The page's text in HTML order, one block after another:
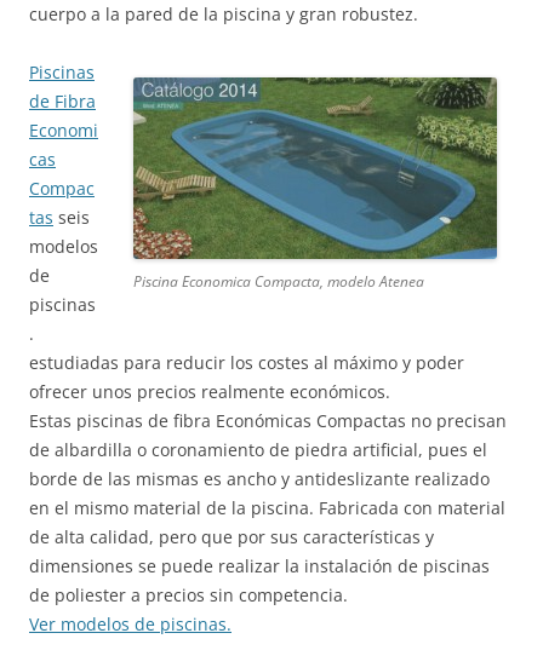
cuerpo a la pared de la piscina y gran robustez.
Piscina Economica Compacta, modelo Atenea
Piscinas
de Fibra
Economi
cas
Compac
tas seis
modelos
de
piscinas
.
estudiadas para reducir los costes al máximo y poder
ofrecer unos precios realmente económicos.
Estas piscinas de fibra Económicas Compactas no precisan
de albardilla o coronamiento de piedra artificial, pues el
borde de las mismas es ancho y antideslizante realizado
en el mismo material de la piscina. Fabricada con material
de alta calidad, pero que por sus características y
dimensiones se puede realizar la instalación de piscinas
de poliester a precios sin competencia.
Ver modelos de piscinas.